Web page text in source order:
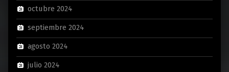
octubre 2024
septiembre 2024
agosto 2024
julio 2024